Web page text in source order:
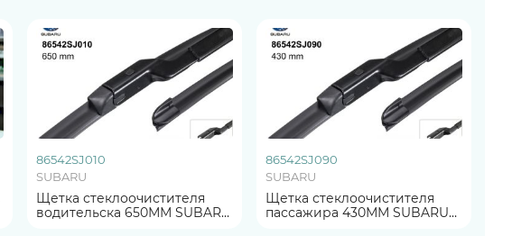
86542SJ010
SUBARU
Щетка стеклоочистителя
водительска 650ММ SUBARU
86542SJ090
SUBARU
Щетка стеклоочистителя
пассажира 430ММ SUBARU